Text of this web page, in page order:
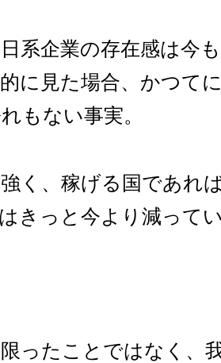
系企業の存在感は今
に見た場合、かつて
もない事実。
く、稼げる国であれ
きっと今より減って
ったことではなく、